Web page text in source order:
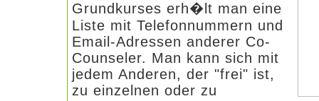
Grundkurses erh�lt man eine
Liste mit Telefonnummern und
Email-Adressen anderer Co-
Counseler. Man kann sich mit
jedem Anderen, der "frei" ist,
zu einzelnen oder zu